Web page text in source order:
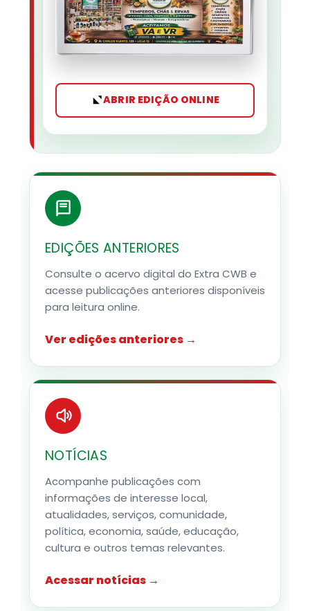
ABRIR EDIÇÃO ONLINE
EDIÇÕES ANTERIORES
Consulte o acervo digital do Extra CWB e
acesse publicações anteriores disponíveis
para leitura online.
Ver edições anteriores →
NOTÍCIAS
Acompanhe publicações com
informações de interesse local,
atualidades, serviços, comunidade,
política, economia, saúde, educação,
cultura e outros temas relevantes.
Acessar notícias →